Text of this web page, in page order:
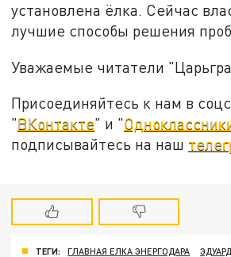
установлена ёлка. Сейчас
лучшие способы решения
Уважаемые читатели
Присоединяйтесь к нам в
"ВКонтакте" и "
подписывайтесь на наш
ТЕГИ: ГЛАВНАЯ ЕЛКА ЭНЕРГОДАРА